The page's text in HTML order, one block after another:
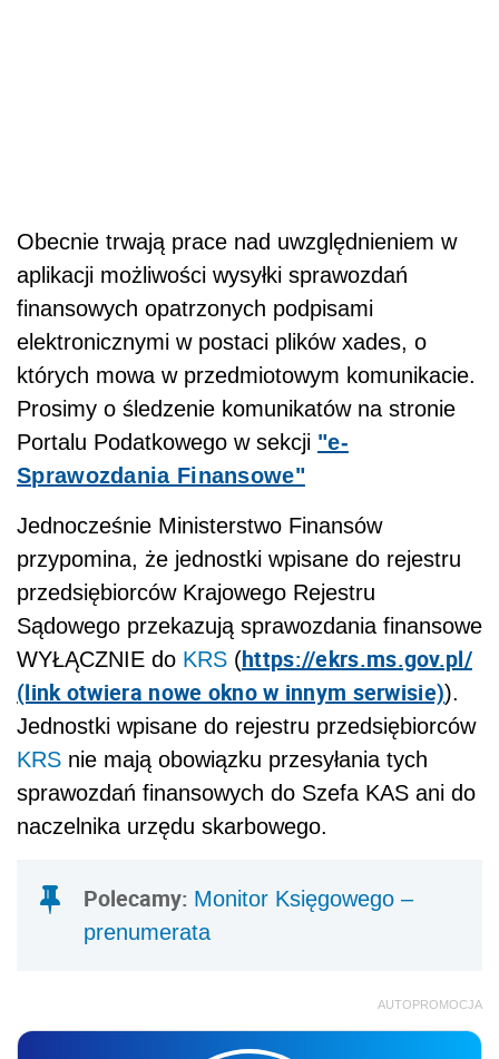
Obecnie trwają prace nad uwzględnieniem w
aplikacji możliwości wysyłki sprawozdań
finansowych opatrzonych podpisami
elektronicznymi w postaci plików xades, o
których mowa w przedmiotowym komunikacie.
Prosimy o śledzenie komunikatów na stronie
Portalu Podatkowego w sekcji "e-
Sprawozdania Finansowe"
Jednocześnie Ministerstwo Finansów
przypomina, że jednostki wpisane do rejestru
przedsiębiorców Krajowego Rejestru
Sądowego przekazują sprawozdania finansowe
WYŁĄCZNIE do KRS (https://ekrs.ms.gov.pl/
(link otwiera nowe okno w innym serwisie)).
Jednostki wpisane do rejestru przedsiębiorców
KRS nie mają obowiązku przesyłania tych
sprawozdań finansowych do Szefa KAS ani do
naczelnika urzędu skarbowego.
Polecamy: Monitor Księgowego –
prenumerata
AUTOPROMOCJA